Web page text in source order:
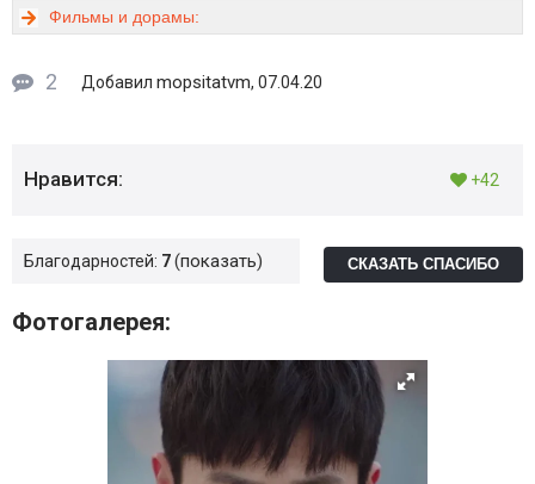
Фильмы и дорамы:
2 Добавил mopsitatvm, 07.04.20
Нравится: +42
Благодарностей: 7 показать СКАЗАТЬ СПАСИБО
Фотогалерея: